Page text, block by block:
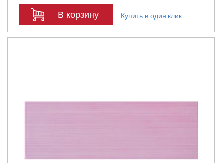
В корзину Купить в один клик